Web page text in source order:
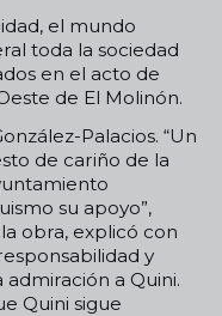
el mundo
toda la sociedad
en el acto de
de El Molinón.
Palacios. “Un
de cariño de la
su apoyo”,
obra, explicó con
y
a Quini.
Quini sigue